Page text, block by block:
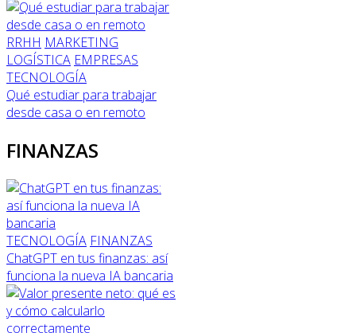
RRHH MARKETING
LOGÍSTICA EMPRESAS
TECNOLOGÍA
Qué estudiar para trabajar
desde casa o en remoto
FINANZAS
TECNOLOGÍA FINANZAS
ChatGPT en tus finanzas: así
funciona la nueva IA bancaria